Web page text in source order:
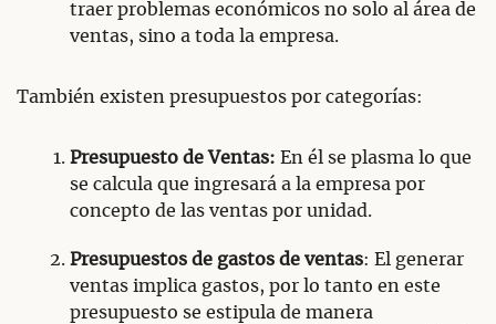
traer problemas económicos no solo al área de
ventas, sino a toda la empresa.
También existen presupuestos por categorías:
Presupuesto de Ventas: En él se plasma lo que
se calcula que ingresará a la empresa por
concepto de las ventas por unidad.
Presupuestos de gastos de ventas: El generar
ventas implica gastos, por lo tanto en este
presupuesto se estipula de manera